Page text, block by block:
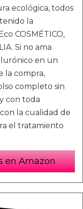
ecológica, todos
la
COSMÉTICO,
Si no ama
en un
la compra,
completo sin
con toda
la cualidad de
el tratamiento
en Amazon